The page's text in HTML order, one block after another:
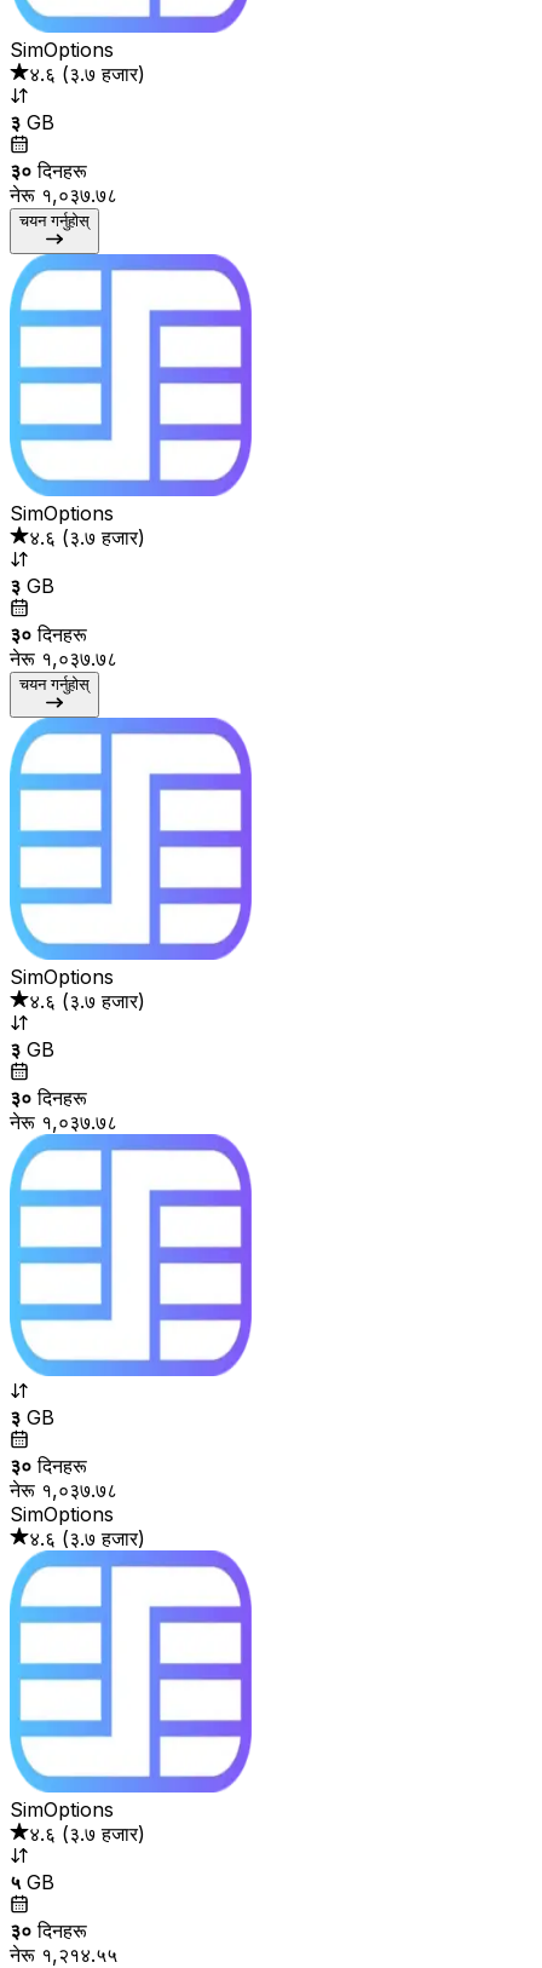
SimOptions
४.६ (३.७ हजार)
३ GB
३० दिनहरू
नेरू १,०३७.७८
चयन गर्नुहोस्
SimOptions
४.६ (३.७ हजार)
३ GB
३० दिनहरू
नेरू १,०३७.७८
चयन गर्नुहोस्
SimOptions
४.६ (३.७ हजार)
३ GB
३० दिनहरू
नेरू १,०३७.७८
३ GB
३० दिनहरू
नेरू १,०३७.७८
SimOptions
४.६ (३.७ हजार)
SimOptions
४.६ (३.७ हजार)
५GB
३० दिनहरू
नेरू १,२१४.५५